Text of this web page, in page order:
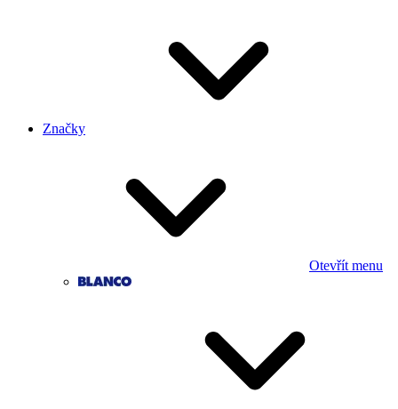
Značky
Otevřít menu